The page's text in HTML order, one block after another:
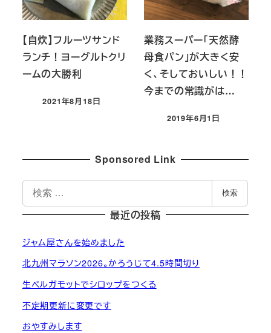
【自炊】フルーツサンド
ランチ！ヨーグルトクリ
ームの大勝利
投稿日
2021年8月18日
業務スーパー「天然酵
母食パン」が大きく安
く、そしておいしい！！
今までの常識がは…
投稿日
2019年6月1日
Sponsored Link
検
索
検索
最近の投稿
ジャム屋さんを始めました
北九州マラソン2026。かろうじて4.5時間切り
生ベルガモットでシロップをつくる
不定期更新に変更です
おやすみします